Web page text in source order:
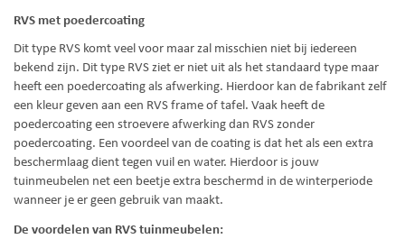
RVS met poedercoating
Dit type RVS komt veel voor maar zal misschien niet bij iedereen
bekend zijn. Dit type RVS ziet er niet uit als het standaard type maar
heeft een poedercoating als afwerking. Hierdoor kan de fabrikant zelf
een kleur geven aan een RVS frame of tafel. Vaak heeft de
poedercoating een stroevere afwerking dan RVS zonder
poedercoating. Een voordeel van de coating is dat het als een extra
beschermlaag dient tegen vuil en water. Hierdoor is jouw
tuinmeubelen net een beetje extra beschermd in de winterperiode
wanneer je er geen gebruik van maakt.
De voordelen van RVS tuinmeubelen: